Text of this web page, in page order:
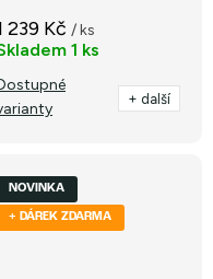
239 Kč / ks
1 ks
+ další
NOVINKA
+ DÁREK ZDARMA